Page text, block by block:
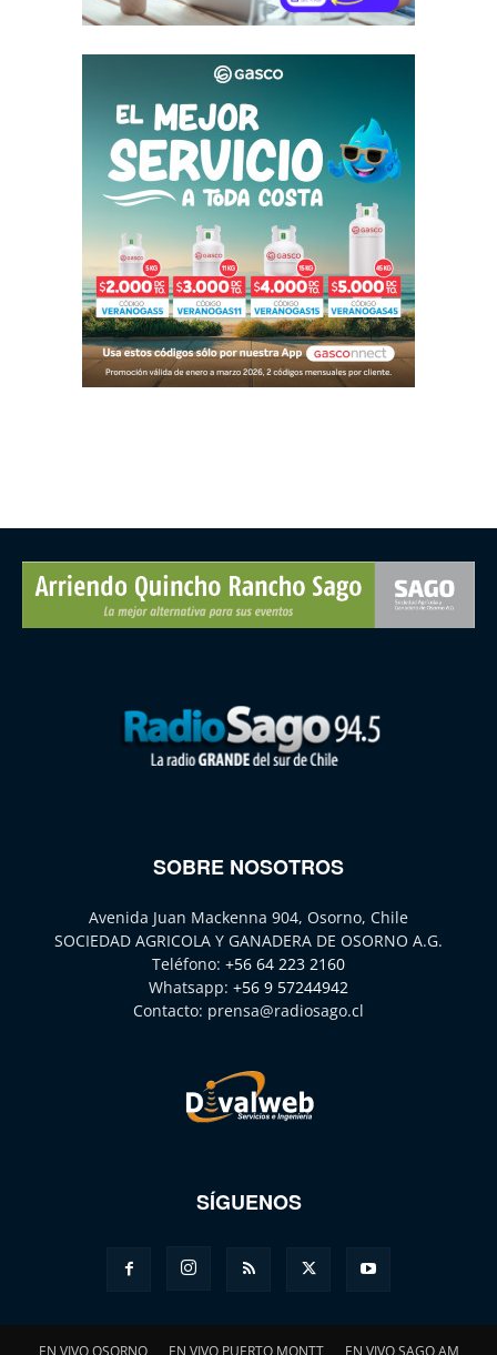
SOBRE NOSOTROS
Avenida Juan Mackenna 904, Osorno, Chile
SOCIEDAD AGRICOLA Y GANADERA DE OSORNO A.G.
Teléfono: +56 64 223 2160
Whatsapp: +56 9 57244942
Contacto: prensa@radiosago.cl
SÍGUENOS
EN VIVO OSORNO EN VIVO PUERTO MONTT EN VIVO SAGO AM